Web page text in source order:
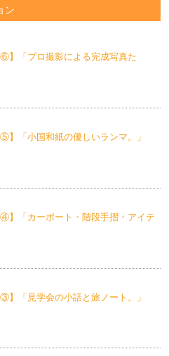
ン
⑥】「プロ撮影による完成写真た
⑤】「小国和紙の優しいランマ。」
④】「カーポート・階段手摺・アイテ
③】「見学会の小話と旅ノート。」